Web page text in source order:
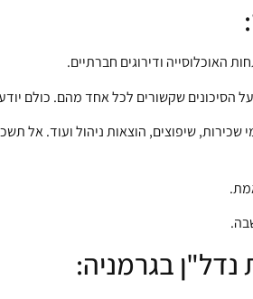
האוכלוסייה ודירוגים חברתיים.
הסיכונים שקשורים לכל אחד מהם. כולם
שיפוצים, הוצאות ניהול ועוד. אל
נדל"ן בגרמניה: